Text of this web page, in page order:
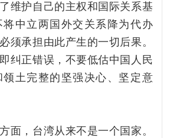
维护自己的主权和国际关系基
中立两国外交关系降为代办
须承担由此产生的一切后果。
纠正错误，不要低估中国人民
土完整的坚强决心、坚定意
面，台湾从来不是一个国家。